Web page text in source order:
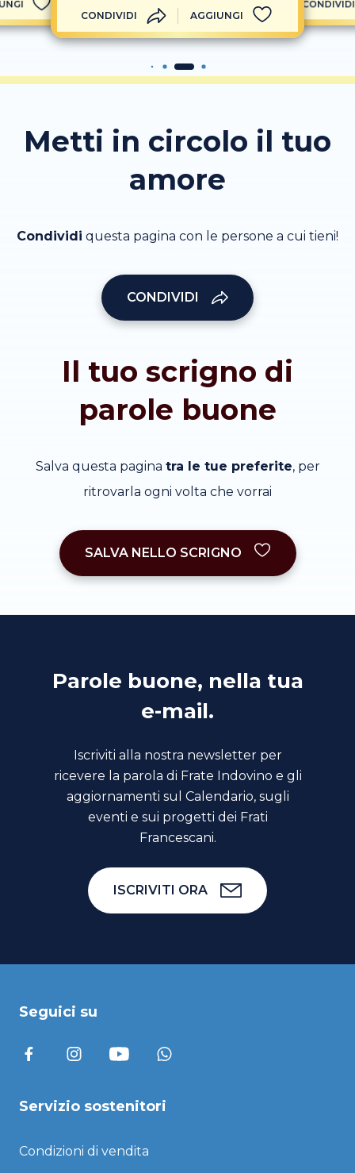
CONDIVIDI AGGIUNGI
CONDIVIDI
Metti in circolo il tuo
amore
Condividi questa pagina con le persone a cui tieni!
CONDIVIDI
Il tuo scrigno di
parole buone
Salva questa pagina tra le tue preferite, per
ritrovarla ogni volta che vorrai
SALVA NELLO SCRIGNO
Parole buone, nella tua
e-mail.
Iscriviti alla nostra newsletter per
ricevere la parola di Frate Indovino e gli
aggiornamenti sul Calendario, sugli
eventi e sui progetti dei Frati
Francescani.
ISCRIVITI ORA
Seguici su
Servizio sostenitori
Condizioni di vendita